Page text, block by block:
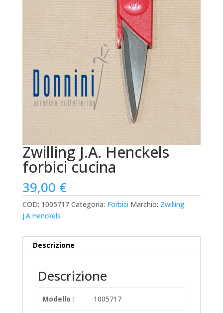
Zwilling J.A. Henckels
forbici cucina
39,00 €
COD: 1005717 Categoria: Forbici Marchio: Zwilling
J.A.Henckels
Descrizione
Descrizione
Modello : 1005717